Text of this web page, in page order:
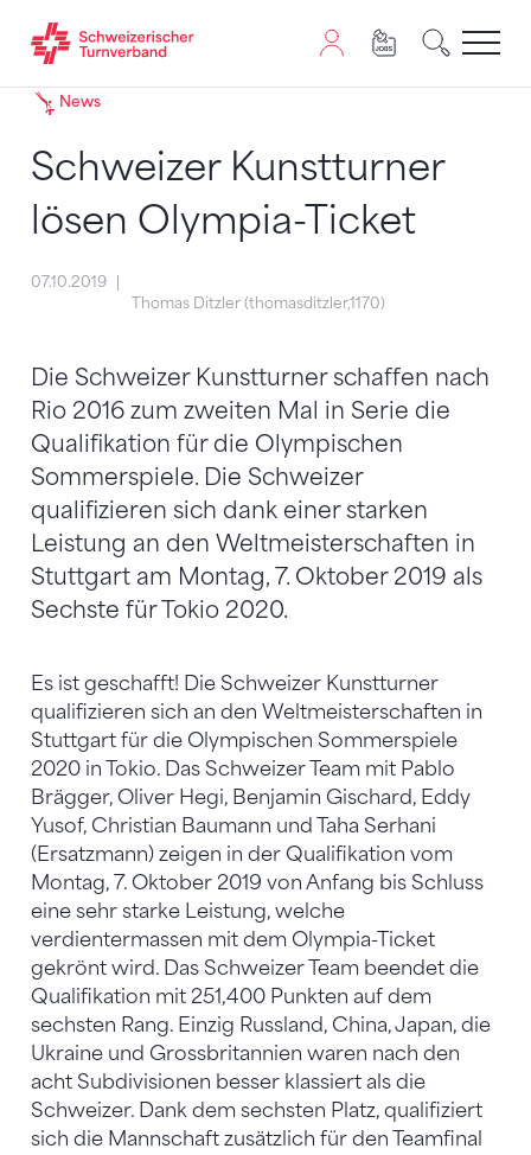
Zum Inhalt springen
Zur Sitemap navigieren
Zum Navigieren dieser Seite wird JavaScript benötigt.
News
Schweizer Kunstturner
lösen Olympia-Ticket
07.10.2019
Thomas Ditzler (thomasditzler,1170)
Die Schweizer Kunstturner schaffen nach
Rio 2016 zum zweiten Mal in Serie die
Qualifikation für die Olympischen
Sommerspiele. Die Schweizer
qualifizieren sich dank einer starken
Leistung an den Weltmeisterschaften in
Stuttgart am Montag, 7. Oktober 2019 als
Sechste für Tokio 2020.
Es ist geschafft! Die Schweizer Kunstturner
qualifizieren sich an den Weltmeisterschaften in
Stuttgart für die Olympischen Sommerspiele
2020 in Tokio. Das Schweizer Team mit Pablo
Brägger, Oliver Hegi, Benjamin Gischard, Eddy
Yusof, Christian Baumann und Taha Serhani
(Ersatzmann) zeigen in der Qualifikation vom
Montag, 7. Oktober 2019 von Anfang bis Schluss
eine sehr starke Leistung, welche
verdientermassen mit dem Olympia-Ticket
gekrönt wird. Das Schweizer Team beendet die
Qualifikation mit 251,400 Punkten auf dem
sechsten Rang. Einzig Russland, China, Japan, die
Ukraine und Grossbritannien waren nach den
acht Subdivisionen besser klassiert als die
Schweizer. Dank dem sechsten Platz, qualifiziert
sich die Mannschaft zusätzlich für den Teamfinal